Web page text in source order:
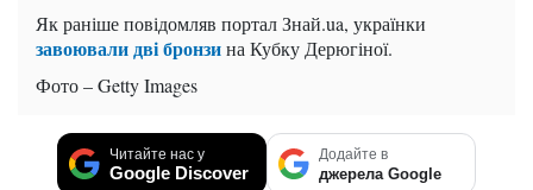
Як раніше повідомляв портал Знай.ua, українки
завоювали дві бронзина Кубку Дерюгіної.
Фото – Getty Images
Читайте нас у
Google Discover
Додайте в
джерела Google